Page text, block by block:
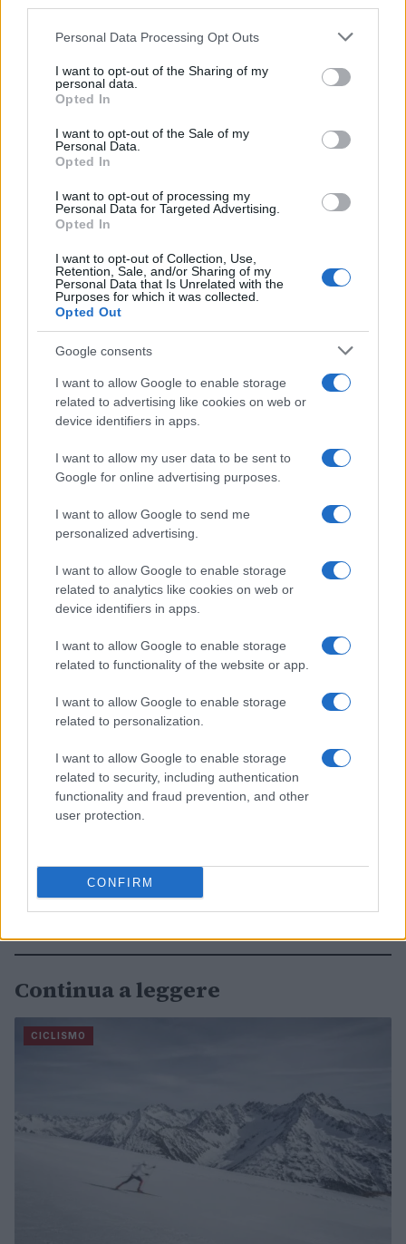
Please note that this website/app uses one or more Google
not limited to your visit or usage behaviour. You may click to
grant or deny consent to Google and its third-party tags to
use your data for below specified purposes in below Google
consent section.
Personal Data Processing Opt Outs
I want to opt-out of the Sharing of my
personal data.
Opted In
I want to opt-out of the Sale of my
Personal Data.
Opted In
I want to opt-out of processing my
Personal Data for Targeted Advertising.
Opted In
I want to opt-out of Collection, Use,
Retention, Sale, and/or Sharing of my
Personal Data that Is Unrelated with the
Purposes for which it was collected.
Opted Out
Google consents
I want to allow Google to enable storage
related to advertising like cookies on web or
device identifiers in apps.
I want to allow my user data to be sent to
Google for online advertising purposes.
I want to allow Google to send me
personalized advertising.
I want to allow Google to enable storage
related to analytics like cookies on web or
device identifiers in apps.
I want to allow Google to enable storage
related to functionality of the website or app.
I want to allow Google to enable storage
related to personalization.
I want to allow Google to enable storage
related to security, including authentication
functionality and fraud prevention, and other
user protection.
CONFIRM
nel cognome si pronuncia come unac dolce,
quindi la forma corretta è “Pogàciar” con
l’accento sulla seconda sillaba, non “Pògaciar”.
Questo tipo di chiarimenti è utile per giornalisti
resoconti rispettino la fonetica corretta.
timestamp di riferimento per alcune sezioni, ad
esempio un aggiornamento registrato il
2026/04/05 17:04:01, utile per capire l’istantaneità
delle informazioni riportate.
Francesca Lombardi
Francesca Lombardi, fiorentina, prese appunti
tecnici dal primo box di un circuito toscano e
da allora firma approfondimenti sui motori. In
redazione sostiene un approccio metodico
alle prove su pista, cura il format 'tecnica e
cronaca' e conserva i fogli di appunti del
debutto tecnico in autodromo.
Continua a leggere
CICLISMO